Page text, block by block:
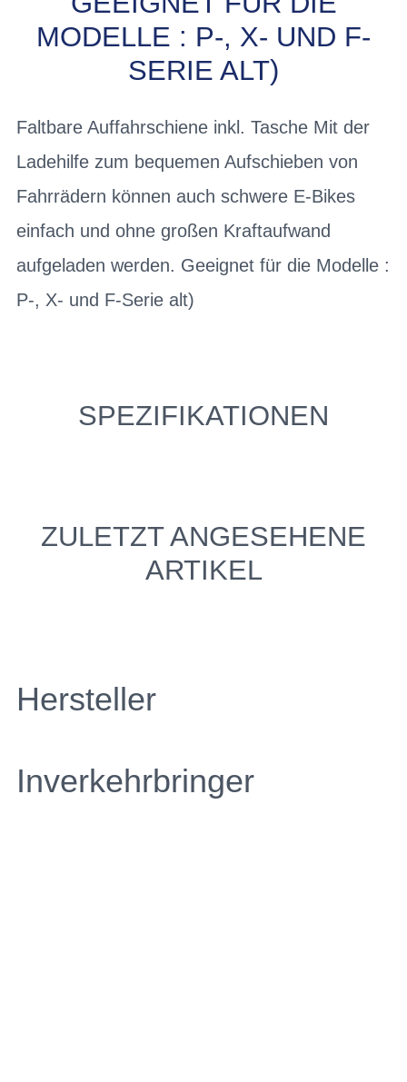
ODELLE : P-, X- UND F-S
ERIE ALT)
Faltbare Auffahrschiene inkl. Tasche Mit der
Ladehilfe zum bequemen Aufschieben von
Fahrrädern können auch schwere E-Bikes
einfach und ohne großen Kraftaufwand
aufgeladen werden. Geeignet für die Modelle :
P-, X- und F-Serie alt)
SPEZIFIKATIONEN
ZULETZT ANGESEHENE
ARTIKEL
Hersteller
Inverkehrbringer